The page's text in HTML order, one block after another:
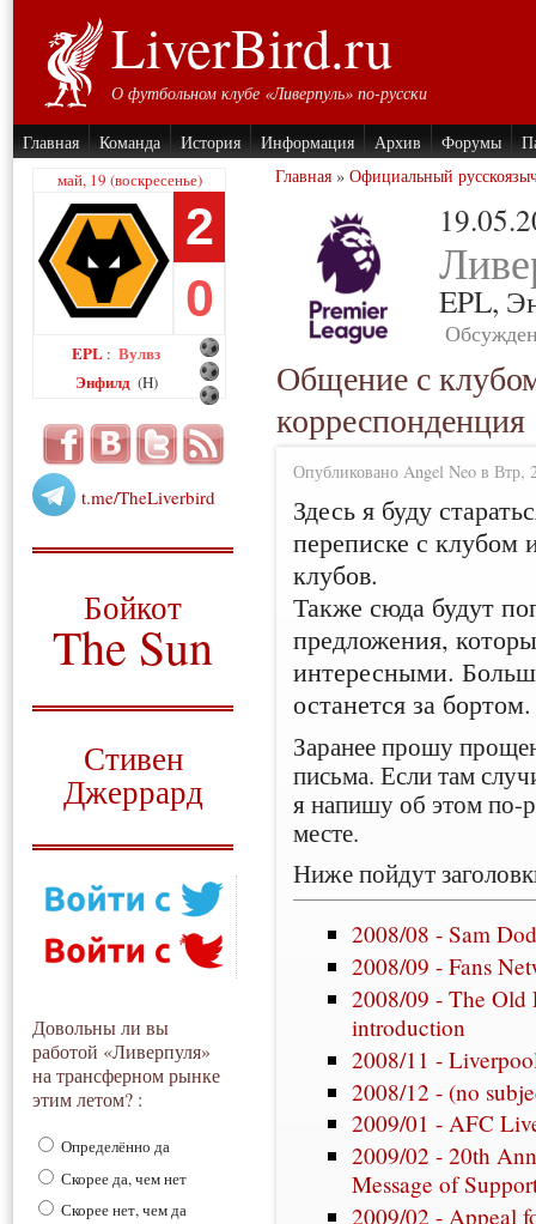
LiverBird.ru
О футбольном клубе «Ливерпуль» по-русски
Главная Команда История Информация Архив Форумы
май, 19 (воскресенье)
2
0
EPL : Вулвз
Энфилд (H)
t.me/TheLiverbird
Бойкот
The Sun
Стивен
Джеррард
Довольны ли вы
работой «Ливерпуля»
на трансферном рынке
этим летом? :
Определённо да
Скорее да, чем нет
Скорее нет, чем да
Главная » Официальный
EPL,
Общение с
корреспонденция
Опубликовано Angel Neo в Втр,
Здесь я буду
переписке с клубом
клубов.
Также сюда будут
предложения,
интересными.
останется за бортом.
Заранее прошу
письма. Если там
я напишу об этом по-
месте.
Ниже пойдут
2008/08 - Sam
2008/09 - Fans
2008/09 - The Old
introduction
2008/11 -
2008/12 - (no
2009/01 - AFC
2009/02 - 20th
Message of
2009/02 - Appeal